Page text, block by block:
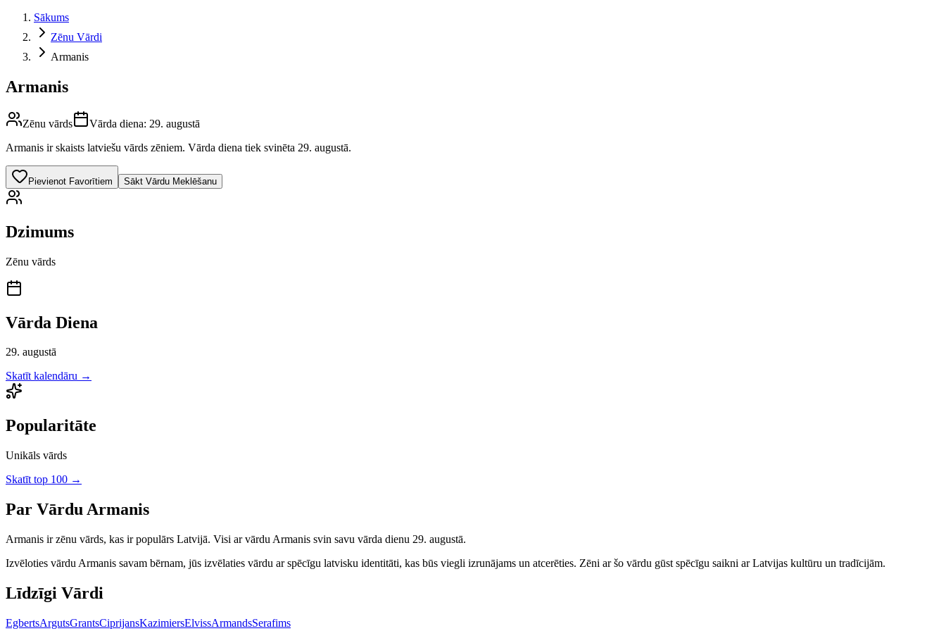
Sākums
Zēnu Vārdi
Armanis
Armanis
Zēnu vārds Vārda diena: 29. augustā
Armanis ir skaists latviešu vārds zēniem. Vārda diena tiek svinēta 29. augustā.
Pievienot Favorītiem Sākt Vārdu Meklēšanu
Dzimums
Zēnu vārds
Vārda Diena
29. augustā
Skatīt kalendāru →
Popularitāte
Unikāls vārds
Skatīt top 100 →
Par Vārdu Armanis
Armanis irzēnu vārds, kas ir populārs Latvijā. Visi ar vārdu Armanis svin savu vārda dienu 29. augustā.
Izvēloties vārdu Armanis savam bērnam, jūs izvēlaties vārdu ar spēcīgu latvisku identitāti, kas būs viegli izrunājams un atcerēties. Zēni ar šo vārdu gūst spēcīgu saikni ar Latvijas kultūru un tradīcijām.
Līdzīgi Vārdi
EgbertsArgutsGrantsCiprijansKazimiersElvissArmandsSerafims